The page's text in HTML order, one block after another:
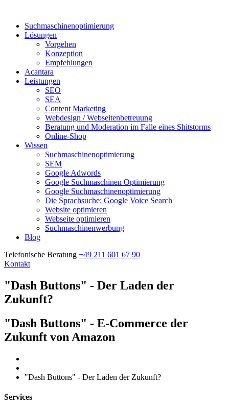
Suchmaschinenoptimierung
Lösungen
Vorgehen
Konzeption
Empfehlungen
Acantara
Leistungen
SEO
SEA
Content Marketing
Webdesign / Webseitenbetreuung
Beratung und Moderation im Falle eines Shitstorms
Online-Shop
Wissen
Suchmaschinenoptimierung
SEM
Google Adwords
Google Suchmaschinen Optimierung
Google Suchmaschinenoptimierung
Die Sprachsuche: Google Voice Search
Website optimieren
Webseite optimieren
Suchmaschinenwerbung
Blog
Telefonische Beratung +49 211 601 67 90
Kontakt
"Dash Buttons" - Der Laden der
Zukunft?
"Dash Buttons" - E-Commerce der
Zukunft von Amazon
"Dash Buttons" - Der Laden der Zukunft?
Services